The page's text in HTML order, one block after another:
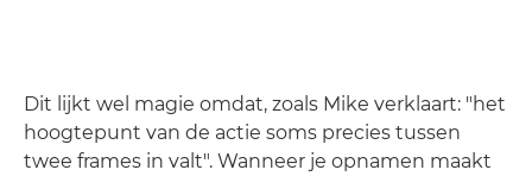
Dit lijkt wel magie omdat, zoals Mike verklaart: "het
hoogtepunt van de actie soms precies tussen
twee frames in valt". Wanneer je opnamen maakt